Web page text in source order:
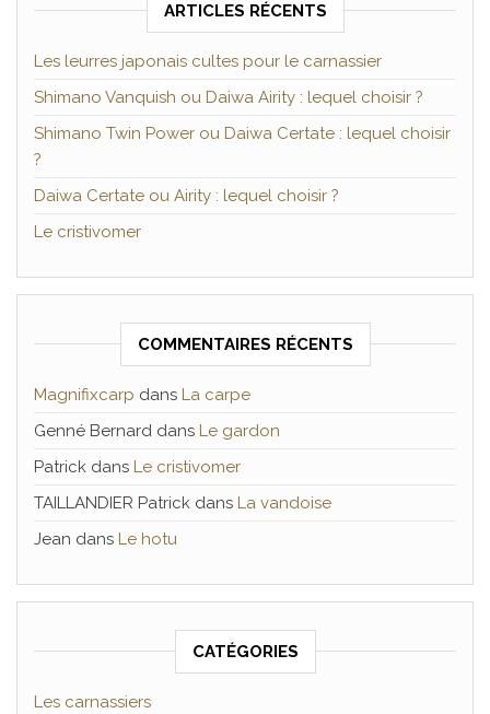
ARTICLES RÉCENTS
Les leurres japonais cultes pour le carnassier
Shimano Vanquish ou Daiwa Airity : lequel choisir ?
Shimano Twin Power ou Daiwa Certate : lequel choisir
?
Daiwa Certate ou Airity : lequel choisir ?
Le cristivomer
COMMENTAIRES RÉCENTS
Magnifixcarp dans La carpe
Genné Bernard dans Le gardon
Patrick dans Le cristivomer
TAILLANDIER Patrick dans La vandoise
Jean dans Le hotu
CATÉGORIES
Les carnassiers